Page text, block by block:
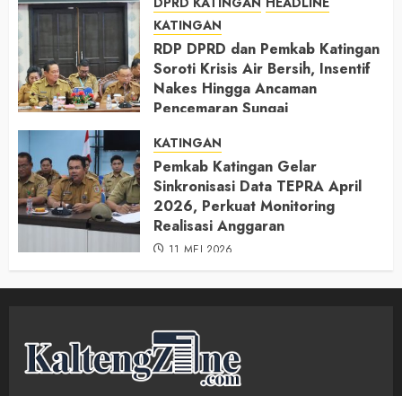
KATINGAN
RDP DPRD dan Pemkab Katingan
Soroti Krisis Air Bersih, Insentif
Nakes Hingga Ancaman
Pencemaran Sungai
KATINGAN
Pemkab Katingan Gelar
Sinkronisasi Data TEPRA April
2026, Perkuat Monitoring
Realisasi Anggaran
11 MEI 2026